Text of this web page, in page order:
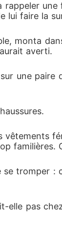
lui faire la
monta
averti.
une
elle pas